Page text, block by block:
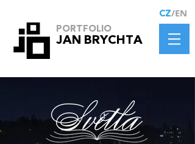
CZ/EN
PORTFOLIO
JAN BRYCHTA